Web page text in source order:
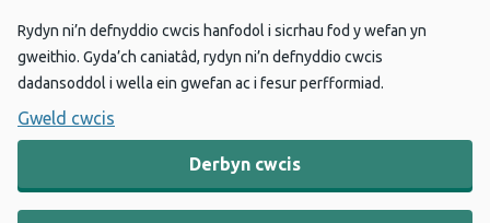
Rydyn ni’n defnyddio cwcis hanfodol i sicrhau fod y wefan yn
gweithio. Gyda’ch caniatâd, rydyn ni’n defnyddio cwcis
dadansoddol i wella ein gwefan ac i fesur perfformiad.
Gweld cwcis
Derbyn cwcis